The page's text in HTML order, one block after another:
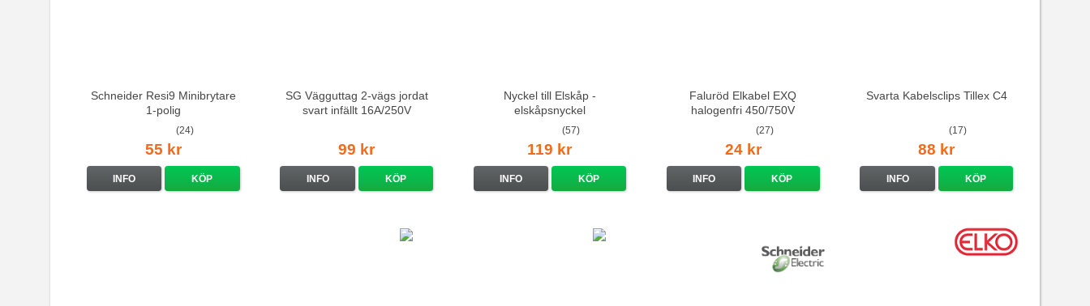
Schneider Resi9 Minibrytare
1-polig
(24)
55 kr
INFO KÖP
SG Vägguttag 2-vägs jordat
svart infällt 16A/250V
99 kr
INFO KÖP
Nyckel till Elskåp -
elskåpsnyckel
(57)
119 kr
INFO KÖP
Faluröd Elkabel EXQ
halogenfri 450/750V
(27)
24 kr
INFO KÖP
Svarta Kabelsclips Tillex C4
(17)
88 kr
INFO KÖP